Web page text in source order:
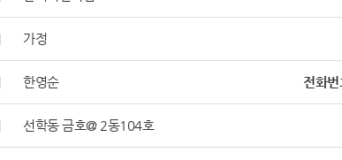
가정
한영순 전화번
선학동 금호@ 2동104호